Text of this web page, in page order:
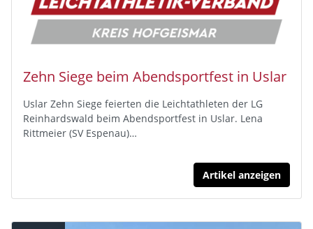
Zehn Siege beim Abendsportfest in Uslar
Uslar Zehn Siege feierten die Leichtathleten der LG
Reinhardswald beim Abendsportfest in Uslar. Lena
Rittmeier (SV Espenau)…
Artikel anzeigen